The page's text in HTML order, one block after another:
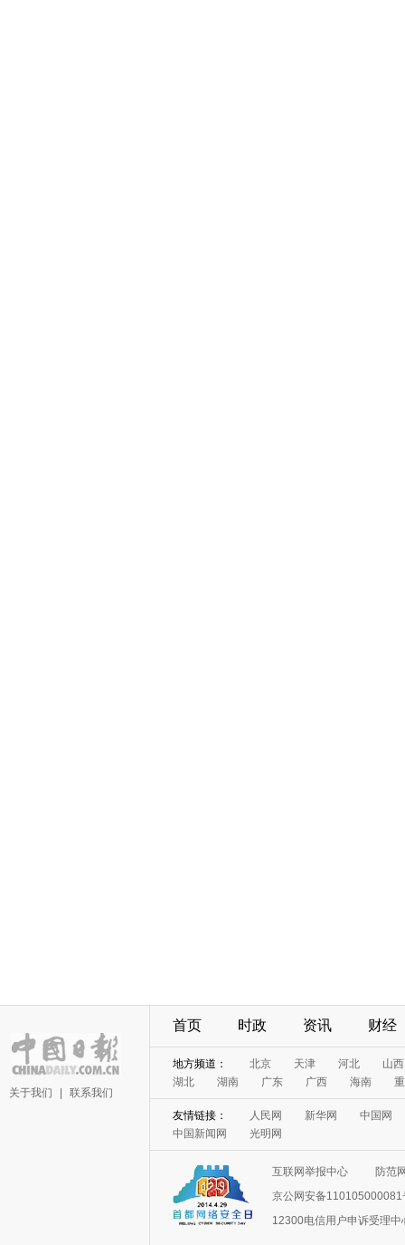
关于我们 联系我们
首页 时政 资讯 财经
地方频道： 北京 天津 河北
山西
湖北
湖南 广东 广西 海南
友情链接： 人民网 新华网
中国网
中国新闻网
光明网
互联网举报中心
防范
京公网安备110105000081
12300电信用户申诉受理中